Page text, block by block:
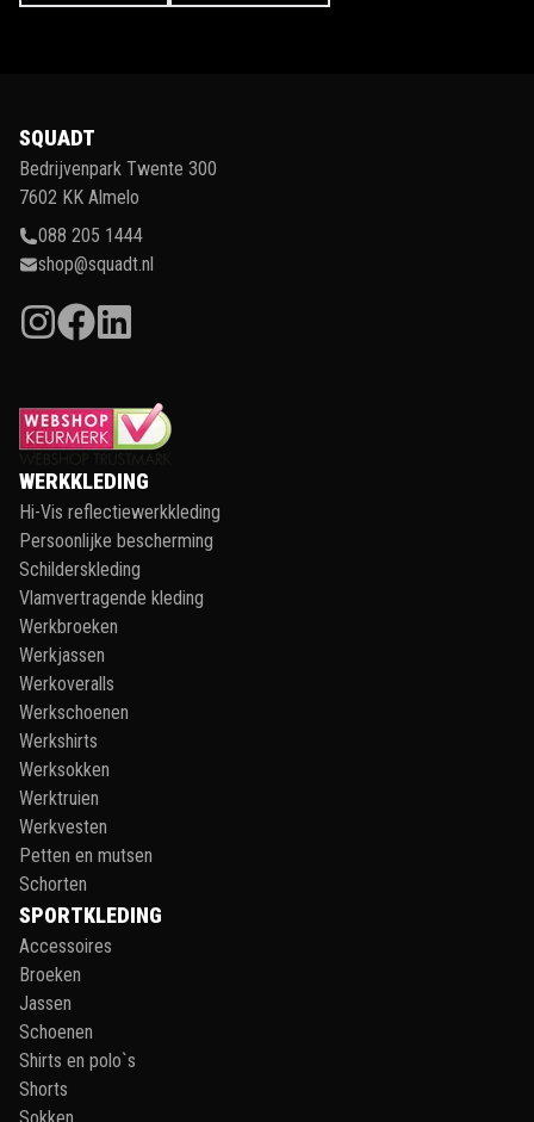
SQUADT
Bedrijvenpark Twente 300
7602 KK Almelo
088 205 1444
shop@squadt.nl
WERKKLEDING
Hi-Vis reflectiewerkkleding
Persoonlijke bescherming
Schilderskleding
Vlamvertragende kleding
Werkbroeken
Werkjassen
Werkoveralls
Werkschoenen
Werkshirts
Werksokken
Werktruien
Werkvesten
Petten en mutsen
Schorten
SPORTKLEDING
Accessoires
Broeken
Jassen
Schoenen
Shirts en polo`s
Shorts